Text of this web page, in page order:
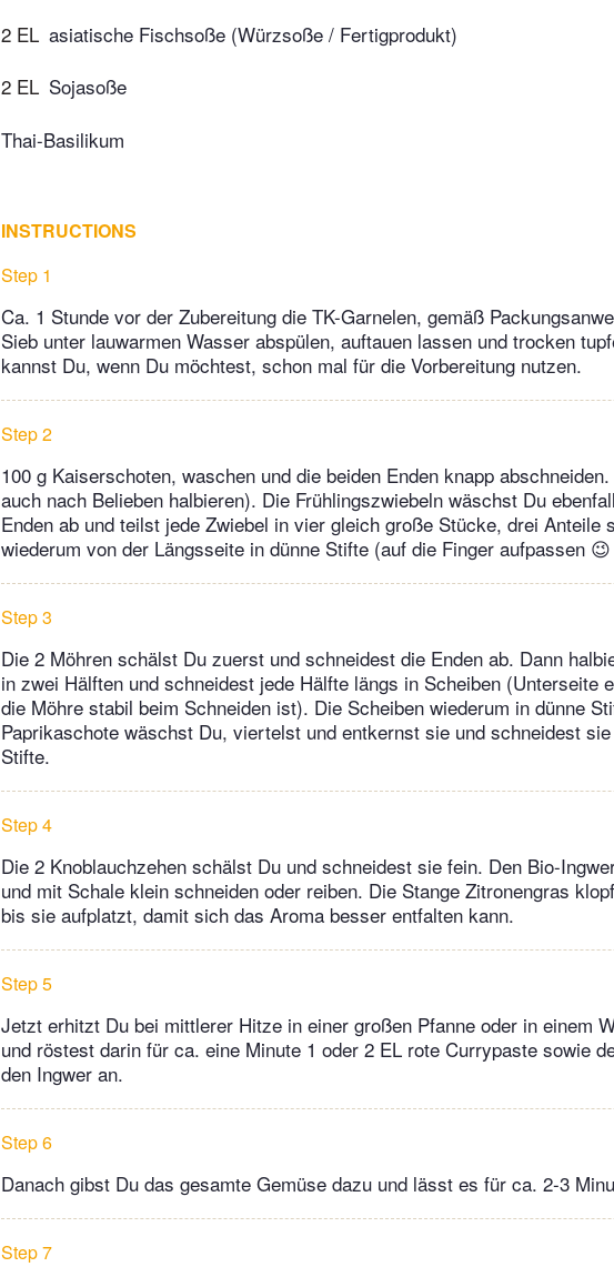
2 EL asiatische Fischsoße (Würzsoße / Fertigprodukt)
2 EL Sojasoße
Thai-Basilikum
INSTRUCTIONS
Step 1
Ca. 1 Stunde vor der Zubereitung die TK-Garnelen, gemäß
Sieb unter lauwarmen Wasser abspülen, auftauen lassen und trocken
kannst Du, wenn Du möchtest, schon mal für die Vorbereitung nutzen.
Step 2
100 g Kaiserschoten, waschen und die beiden Enden knapp
auch nach Belieben halbieren). Die Frühlingszwiebeln wäschst Du
Enden ab und teilst jede Zwiebel in vier gleich große Stücke, drei Anteile
wiederum von der Längsseite in dünne Stifte (auf die Finger aufpassen
Step 3
Die 2 Möhren schälst Du zuerst und schneidest die Enden ab. Dann
in zwei Hälften und schneidest jede Hälfte längs in Scheiben (Unterseite
die Möhre stabil beim Schneiden ist). Die Scheiben wiederum in dünne
Paprikaschote wäschst Du, viertelst und entkernst sie und schneidest
Stifte.
Step 4
Die 2 Knoblauchzehen schälst Du und schneidest sie fein. Den Bio-
und mit Schale klein schneiden oder reiben. Die Stange Zitronengras
bis sie aufplatzt, damit sich das Aroma besser entfalten kann.
Step 5
Jetzt erhitzt Du bei mittlerer Hitze in einer großen Pfanne oder in einem
und röstest darin für ca. eine Minute 1 oder 2 EL rote Currypaste sowie
den Ingwer an.
Step 6
Danach gibst Du das gesamte Gemüse dazu und lässt es für ca. 2-3
Step 7